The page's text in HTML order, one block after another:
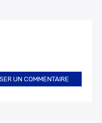
UN COMMENTAIRE